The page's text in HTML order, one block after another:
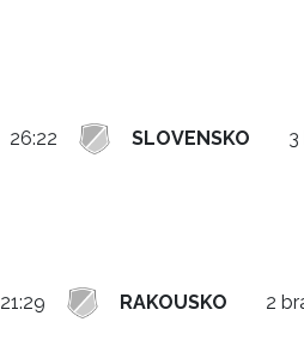
26:22 SLOVENSKO
21:29 RAKOUSKO 2